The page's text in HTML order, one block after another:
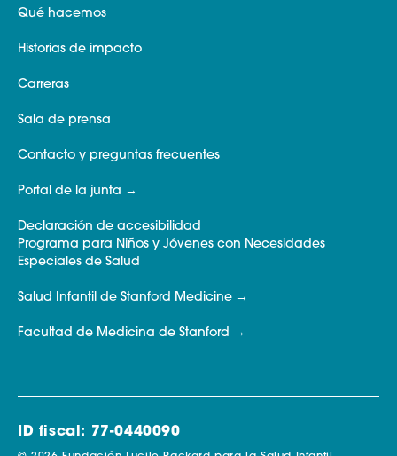
Qué hacemos
Historias de impacto
Carreras
Sala de prensa
Contacto y preguntas frecuentes
Portal de la junta
Declaración de accesibilidad
Programa para Niños y Jóvenes con Necesidades
Especiales de Salud
Salud Infantil de Stanford Medicine
Facultad de Medicina de Stanford
ID fiscal: 77-0440090